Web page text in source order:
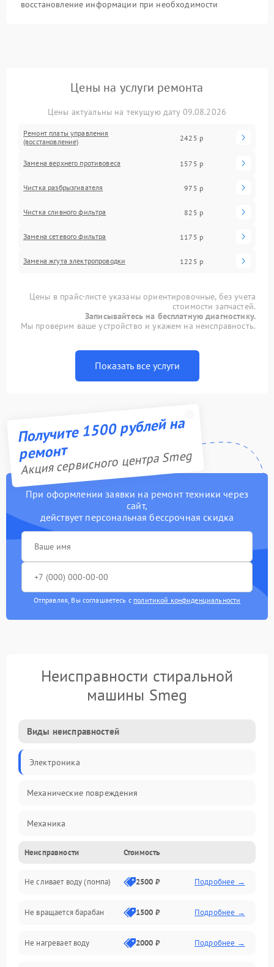
восстановление информации при необходимости
Цены на услуги ремонта
Цены актуальны на текущую дату 09.08.2026
Ремонт платы управления
(восстановление)
2425 р
Замена верхнего противовеса 1575 р
Чистка разбрызгивателя 975 р
Чистка сливного фильтра 825 р
Замена сетевого фильтра 1175 р
Замена жгута электропроводки 1225 р
Цены в прайс-листе указаны ориентировочные, без учета
стоимости запчастей.
Записывайтесь на бесплатную диагностику.
Мы проверим ваше устройство и укажем на неисправность.
Показать все услуги
Получите 1500 рублей на
ремонт
Акция сервисного центра Smeg
При оформлении заявки на ремонт техники через
сайт,
действует персональная бессрочная скидка
Отправляя, Вы соглашаетесь с политикой конфиденциальности
Неисправности стиральной
машины Smeg
Виды неисправностей
Электроника
Механические повреждения
Механика
Электропитание
Водоснабжение
Слив
Программное обеспечение
Неисправности Стоимость
Не сливает воду (помпа) 2500 ₽ Подробнее →
Не вращается барабан 1500 ₽ Подробнее →
Не нагревает воду 2000 ₽ Подробнее →